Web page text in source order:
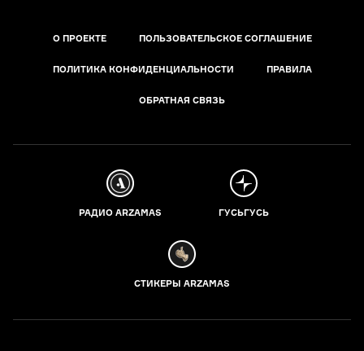
О ПРОЕКТЕ ПОЛЬЗОВАТЕЛЬСКОЕ СОГЛАШЕНИЕ
ПОЛИТИКА КОНФИДЕНЦИАЛЬНОСТИ ПРАВИЛА
ОБРАТНАЯ СВЯЗЬ
РАДИО ARZAMAS ГУСЬГУСЬ
СТИКЕРЫ ARZAMAS